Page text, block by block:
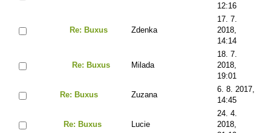
12:16
Re: Buxus Zdenka
17. 7.
2018,
14:14
Re: Buxus Milada
18. 7.
2018,
19:01
Re: Buxus Zuzana
6. 8. 2017,
14:45
Re: Buxus Lucie
24. 4.
2018,